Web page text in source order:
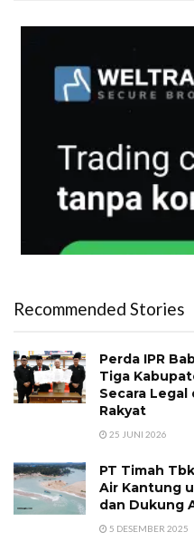
Recommended Stories
Perda IPR
Tiga
Secara
Rakyat
25 JUNI 2026
PT Timah
Air Kantung
dan Dukung
5 DESEMBER 2025